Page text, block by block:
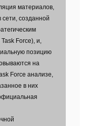
материалов,
созданной
Force), и,
позицию
на
Force анализе,
в них